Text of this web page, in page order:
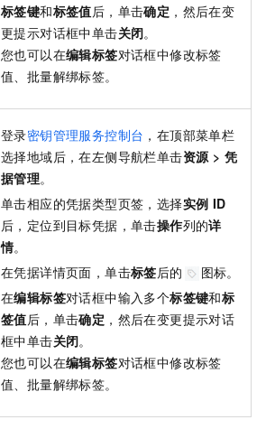
标签键和标签值后，单击确定 ，然后在变
更提示对话框中单击关闭。
您也可以在编辑标签对话框中修改标签
值、批量解绑标签。
登录密钥管理服务控制台 ，在顶部菜单栏
选择地域后，在左侧导航栏单击资源 > 凭
据管理。
单击相应的凭据类型页签，选择实例 ID
后，定位到目标凭据，单击操作列的详
情。
在凭据详情页面，单击标签后的
图标。
在编辑标签对话框中输入多个标签键和标
签值后，单击确定 ，然后在变更提示对话
框中单击关闭。
您也可以在编辑标签对话框中修改标签
值、批量解绑标签。